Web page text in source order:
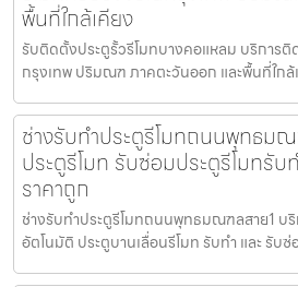
พื้นที่ใกล้เคียง
รับติดตั้งประตูรั้วรีโมทบางคอแหลม บริการติ
กรุงเทพ ปริมณฑ ภาคตะวันออก และพื้นที่ใก
ช่างรับทำประตูรีโมทถนนพุทธม
ประตูรีโมท รับซ่อมประตูรีโมทรับ
ราคาถูก
ช่างรับทำประตูรีโมทถนนพุทธมณฑลสาย1 บ
อัตโนมัติ ประตูบานเลื่อนรีโมท รับทำ และ รับ